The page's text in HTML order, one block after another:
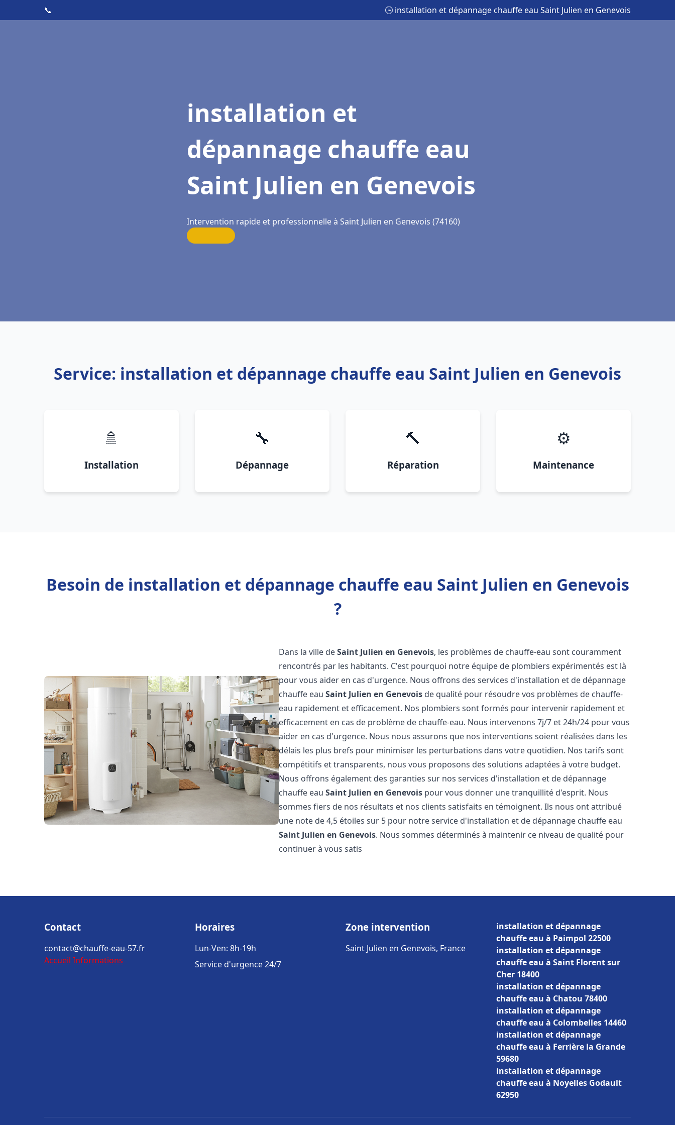
📞 🕒 installation et dépannage chauffe eau Saint Julien en Genevois
installation et
dépannage chauffe eau
Saint Julien en Genevois
Intervention rapide et professionnelle à Saint Julien en Genevois (74160)
Service: installation et dépannage chauffe eau Saint Julien en Genevois
🚿
Installation
🔧
Dépannage
🔨
Réparation
⚙️
Maintenance
Besoin de installation et dépannage chauffe eau Saint Julien en Genevois
?
Dans la ville deSaint Julien en Genevois, les problèmes de chauffe-eau sont couramment
rencontrés par les habitants. C'est pourquoi notre équipe de plombiers expérimentés est là
pour vous aider en cas d'urgence. Nous offrons des services d'installation et de dépannage
chauffe eauSaint Julien en Genevois de qualité pour résoudre vos problèmes de chauffe-
eau rapidement et efficacement. Nos plombiers sont formés pour intervenir rapidement et
efficacement en cas de problème de chauffe-eau. Nous intervenons 7j/7 et 24h/24 pour vous
aider en cas d'urgence. Nous nous assurons que nos interventions soient réalisées dans les
délais les plus brefs pour minimiser les perturbations dans votre quotidien. Nos tarifs sont
compétitifs et transparents, nous vous proposons des solutions adaptées à votre budget.
Nous offrons également des garanties sur nos services d'installation et de dépannage
chauffe eauSaint Julien en Genevois pour vous donner une tranquillité d'esprit. Nous
sommes fiers de nos résultats et nos clients satisfaits en témoignent. Ils nous ont attribué
une note de 4,5 étoiles sur 5 pour notre service d'installation et de dépannage chauffe eau
Saint Julien en Genevois. Nous sommes déterminés à maintenir ce niveau de qualité pour
continuer à vous satis
Contact
contact@chauffe-eau-57.fr
Accueil Informations
Horaires
Lun-Ven: 8h-19h
Service d'urgence 24/7
Zone intervention
Saint Julien en Genevois, France
installation et dépannage
chauffe eau à Paimpol 22500
installation et dépannage
chauffe eau à Saint Florent sur
Cher 18400
installation et dépannage
chauffe eau à Chatou 78400
installation et dépannage
chauffe eau à Colombelles 14460
installation et dépannage
chauffe eau à Ferrière la Grande
59680
installation et dépannage
chauffe eau à Noyelles Godault
62950